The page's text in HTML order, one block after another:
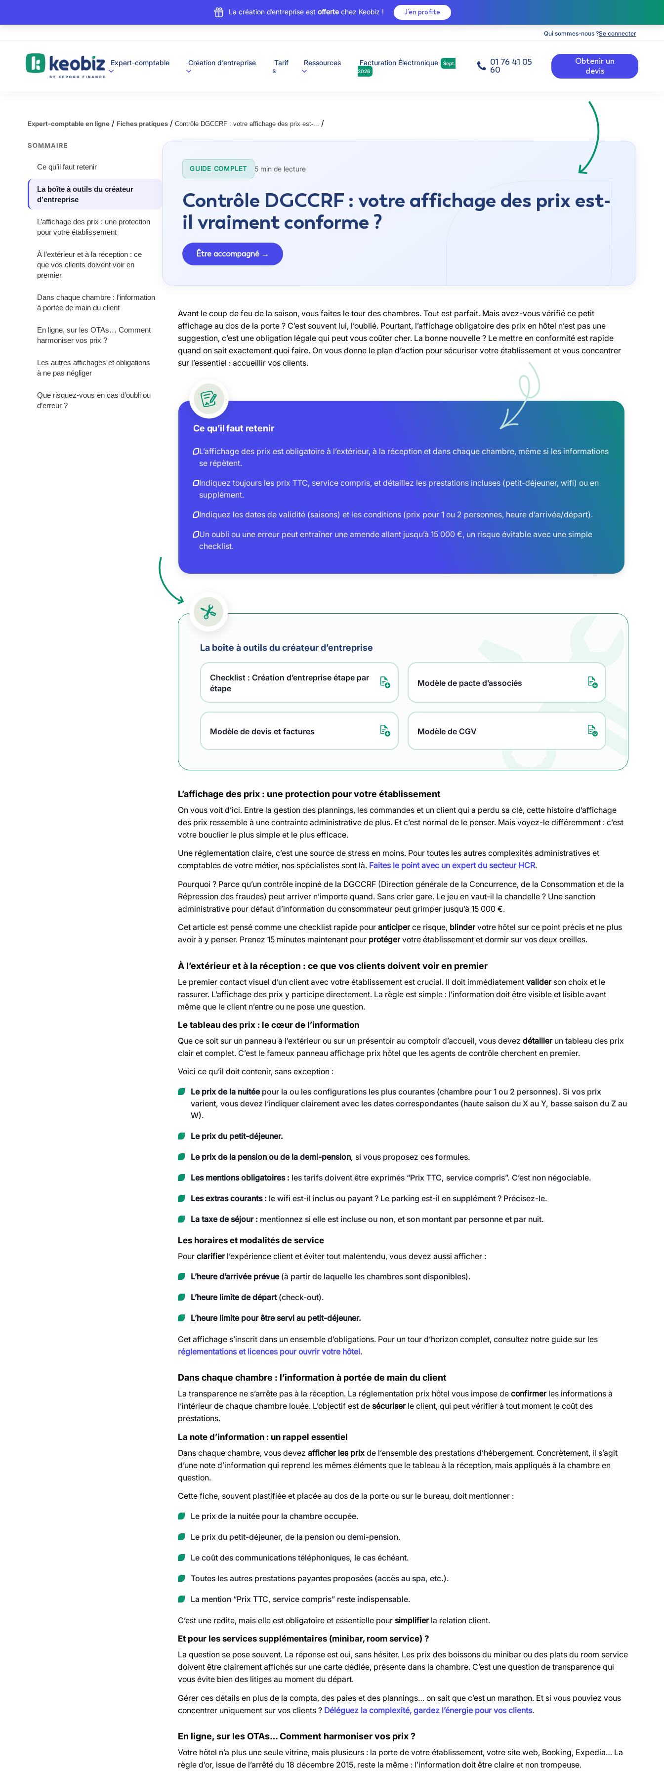
La création d’entreprise est offertechez Keobiz ! J’en profite
Qui sommes-nous ?Se connecter
A
c
c
u
Expert-comptable Création d’entreprise
Tarif
s
Ressources Facturation Électronique
Sept.
2026
01 76 41 05
60
Obtenir un
devis
Expert-comptable en ligne / Fiches pratiques / Contrôle DGCCRF : votre affichage des prix est-... /
SOMMAIRE
Ce qu’il faut retenir
La boîte à outils du créateur
d’entreprise
L’affichage des prix : une protection
pour votre établissement
À l’extérieur et à la réception : ce
que vos clients doivent voir en
premier
Dans chaque chambre : l’information
à portée de main du client
En ligne, sur les OTAs… Comment
harmoniser vos prix ?
Les autres affichages et obligations
à ne pas négliger
Que risquez-vous en cas d’oubli ou
d’erreur ?
GUIDE COMPLET 5 min de lecture
Contrôle DGCCRF : votre affichage des prix est-
il vraiment conforme ?
Être accompagné →
Avant le coup de feu de la saison, vous faites le tour des chambres. Tout est parfait. Mais avez-vous vérifié ce petit
affichage au dos de la porte ? C’est souvent lui, l’oublié. Pourtant, l’affichage obligatoire des prix en hôtel n’est pas une
suggestion, c’est une obligation légale qui peut vous coûter cher. La bonne nouvelle ? Le mettre en conformité est rapide
quand on sait exactement quoi faire. On vous donne le plan d’action pour sécuriser votre établissement et vous concentrer
sur l’essentiel : accueillir vos clients.
Ce qu’il faut retenir
L’affichage des prix est obligatoire à l’extérieur, à la réception et dans chaque chambre, même si les informations
se répètent.
Indiquez toujours les prix TTC, service compris, et détaillez les prestations incluses (petit-déjeuner, wifi) ou en
supplément.
Indiquez les dates de validité (saisons) et les conditions (prix pour 1 ou 2 personnes, heure d’arrivée/départ).
Un oubli ou une erreur peut entraîner une amende allant jusqu’à 15 000 €, un risque évitable avec une simple
checklist.
La boîte à outils du créateur d’entreprise
Checklist : Création d’entreprise étape par
étape
Modèle de pacte d’associés
Modèle de devis et factures Modèle de CGV
L’affichage des prix : une protection pour votre établissement
On vous voit d’ici. Entre la gestion des plannings, les commandes et un client qui a perdu sa clé, cette histoire d’affichage
des prix ressemble à une contrainte administrative de plus. Et c’est normal de le penser. Mais voyez-le différemment : c’est
votre bouclier le plus simple et le plus efficace.
Une réglementation claire, c’est une source de stress en moins. Pour toutes les autres complexités administratives et
comptables de votre métier, nos spécialistes sont là. Faites le point avec un expert du secteur HCR.
Pourquoi ? Parce qu’un contrôle inopiné de la DGCCRF (Direction générale de la Concurrence, de la Consommation et de la
Répression des fraudes) peut arriver n’importe quand. Sans crier gare. Le jeu en vaut-il la chandelle ? Une sanction
administrative pour défaut d’information du consommateur peut grimper jusqu’à 15 000 €.
Cet article est pensé comme une checklist rapide pour anticiperce risque, blindervotre hôtel sur ce point précis et ne plus
avoir à y penser. Prenez 15 minutes maintenant pour protégervotre établissement et dormir sur vos deux oreilles.
À l’extérieur et à la réception : ce que vos clients doivent voir en premier
Le premier contact visuel d’un client avec votre établissement est crucial. Il doit immédiatement validerson choix et le
rassurer. L’affichage des prix y participe directement. La règle est simple : l’information doit être visible et lisible avant
même que le client n’entre ou ne pose une question.
Le tableau des prix : le cœur de l’information
Que ce soit sur un panneau à l’extérieur ou sur un présentoir au comptoir d’accueil, vous devez détaillerun tableau des prix
clair et complet. C’est le fameux panneau affichage prix hôtel que les agents de contrôle cherchent en premier.
Voici ce qu’il doit contenir, sans exception :
Le prix de la nuitéepour la ou les configurations les plus courantes (chambre pour 1 ou 2 personnes). Si vos prix
varient, vous devez l’indiquer clairement avec les dates correspondantes (haute saison du X au Y, basse saison du Z au
W).
Le prix du petit-déjeuner.
Le prix de la pension ou de la demi-pension, si vous proposez ces formules.
Les mentions obligatoires : les tarifs doivent être exprimés “Prix TTC, service compris”. C’est non négociable.
Les extras courants : le wifi est-il inclus ou payant ? Le parking est-il en supplément ? Précisez-le.
La taxe de séjour : mentionnez si elle est incluse ou non, et son montant par personne et par nuit.
Les horaires et modalités de service
Pour clarifierl’expérience client et éviter tout malentendu, vous devez aussi afficher :
L’heure d’arrivée prévue(à partir de laquelle les chambres sont disponibles).
L’heure limite de départ(check-out).
L’heure limite pour être servi au petit-déjeuner.
Cet affichage s’inscrit dans un ensemble d’obligations. Pour un tour d’horizon complet, consultez notre guide sur les
réglementations et licences pour ouvrir votre hôtel.
Dans chaque chambre : l’information à portée de main du client
La transparence ne s’arrête pas à la réception. La réglementation prix hôtel vous impose de confirmerles informations à
l’intérieur de chaque chambre louée. L’objectif est de sécuriserle client, qui peut vérifier à tout moment le coût des
prestations.
La note d’information : un rappel essentiel
Dans chaque chambre, vous devez afficher les prix de l’ensemble des prestations d’hébergement. Concrètement, il s’agit
d’une note d’information qui reprend les mêmes éléments que le tableau à la réception, mais appliqués à la chambre en
question.
Cette fiche, souvent plastifiée et placée au dos de la porte ou sur le bureau, doit mentionner :
Le prix de la nuitée pour la chambre occupée.
Le prix du petit-déjeuner, de la pension ou demi-pension.
Le coût des communications téléphoniques, le cas échéant.
Toutes les autres prestations payantes proposées (accès au spa, etc.).
La mention “Prix TTC, service compris” reste indispensable.
C’est une redite, mais elle est obligatoire et essentielle pour simplifierla relation client.
Et pour les services supplémentaires (minibar, room service) ?
La question se pose souvent. La réponse est oui, sans hésiter. Les prix des boissons du minibar ou des plats du room service
doivent être clairement affichés sur une carte dédiée, présente dans la chambre. C’est une question de transparence qui
vous évite bien des litiges au moment du départ.
Gérer ces détails en plus de la compta, des paies et des plannings… on sait que c’est un marathon. Et si vous pouviez vous
concentrer uniquement sur vos clients ? Déléguez la complexité, gardez l’énergie pour vos clients.
En ligne, sur les OTAs… Comment harmoniser vos prix ?
Votre hôtel n’a plus une seule vitrine, mais plusieurs : la porte de votre établissement, votre site web, Booking, Expedia… La
règle d’or, issue de l’arrêté du 18 décembre 2015, reste la même : l’information doit être claire et non trompeuse.